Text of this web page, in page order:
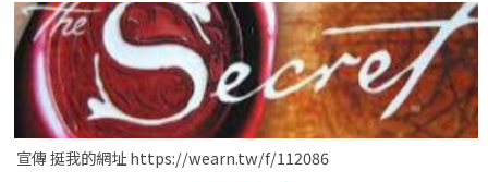
宣傳 挺我的網址 https://wearn.tw/f/112086